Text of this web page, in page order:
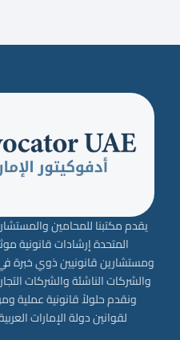
يقدم مكتبنا للمحامين
المتحدة إرشادات قانونية
ومستشارين قانونيين ذوي خبرة في
والشركات الناشئة والشركات
ونقدم حلولاً قانونية
لقوانين دولة الإمارات